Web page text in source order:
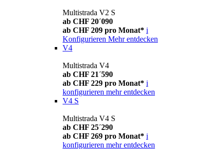
Multistrada V2 S
ab CHF 20´090
ab CHF 209 pro Monat* i
Konfigurieren Mehr entdecken
V4
Multistrada V4
ab CHF 21´590
ab CHF 229 pro Monat* i
konfigurieren mehr entdecken
V4 S
Multistrada V4 S
ab CHF 25´290
ab CHF 269 pro Monat* i
konfigurieren mehr entdecken